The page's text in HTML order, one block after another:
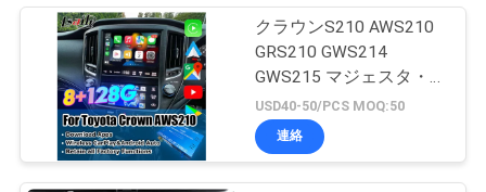
クラウンS210 AWS210
GRS210 GWS214
GWS215 マジェスタ・
アスリート ロイヤル・
サロン OEMスクリーン
アップグレード
USD40-50/PCS MOQ:50
連絡